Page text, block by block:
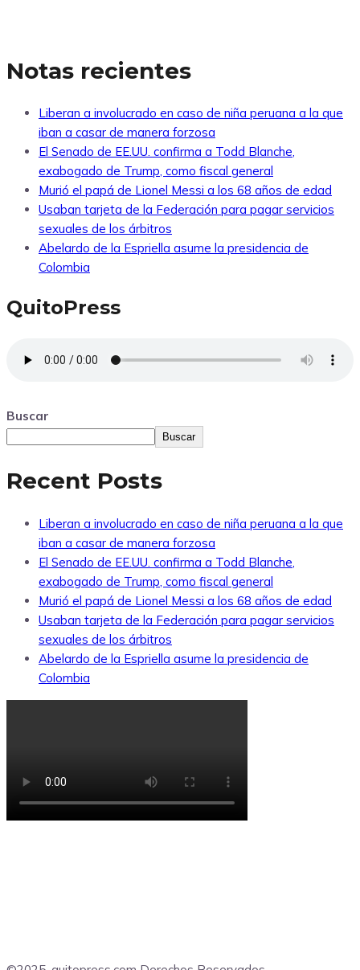
Notas recientes
Liberan a involucrado en caso de niña peruana a la que
iban a casar de manera forzosa
El Senado de EE.UU. confirma a Todd Blanche,
exabogado de Trump, como fiscal general
Murió el papá de Lionel Messi a los 68 años de edad
Usaban tarjeta de la Federación para pagar servicios
sexuales de los árbitros
Abelardo de la Espriella asume la presidencia de
Colombia
QuitoPress
Buscar
Buscar
Recent Posts
Liberan a involucrado en caso de niña peruana a la que
iban a casar de manera forzosa
El Senado de EE.UU. confirma a Todd Blanche,
exabogado de Trump, como fiscal general
Murió el papá de Lionel Messi a los 68 años de edad
Usaban tarjeta de la Federación para pagar servicios
sexuales de los árbitros
Abelardo de la Espriella asume la presidencia de
Colombia